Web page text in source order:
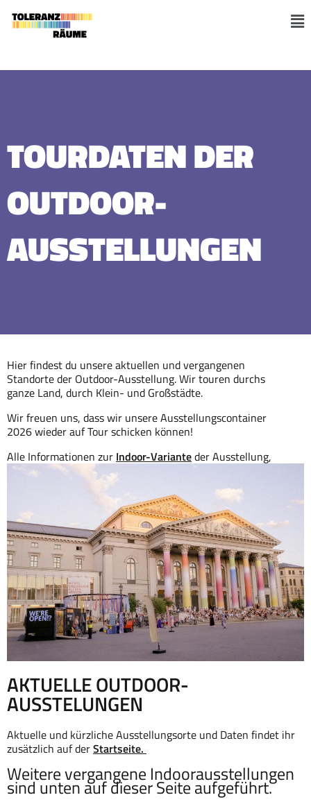
Inhalt
springen
TOURDATEN DER
OUTDOOR-
AUSSTELLUNGEN
Hier findest du unsere aktuellen und vergangenen
Standorte der Outdoor-Ausstellung. Wir touren durchs
ganze Land, durch Klein- und Großstädte.
Wir freuen uns, dass wir unsere Ausstellungscontainer
2026 wieder auf Tour schicken können!
Alle Informationen zur Indoor-Varianteder Ausstellung,
sowie weiteres Begleitmaterial, gibt es hier.
AKTUELLE OUTDOOR-
AUSSTELUNGEN
Aktuelle und kürzliche Ausstellungsorte und Daten findet ihr
zusätzlich auf derStartseite.
Weitere vergangene Indoorausstellungen
sind unten auf dieser Seite aufgeführt.